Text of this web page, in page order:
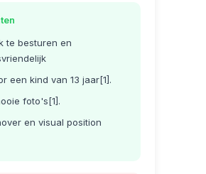
te besturen en
een kind van 13 jaar[1].
foto's[1].
en visual position